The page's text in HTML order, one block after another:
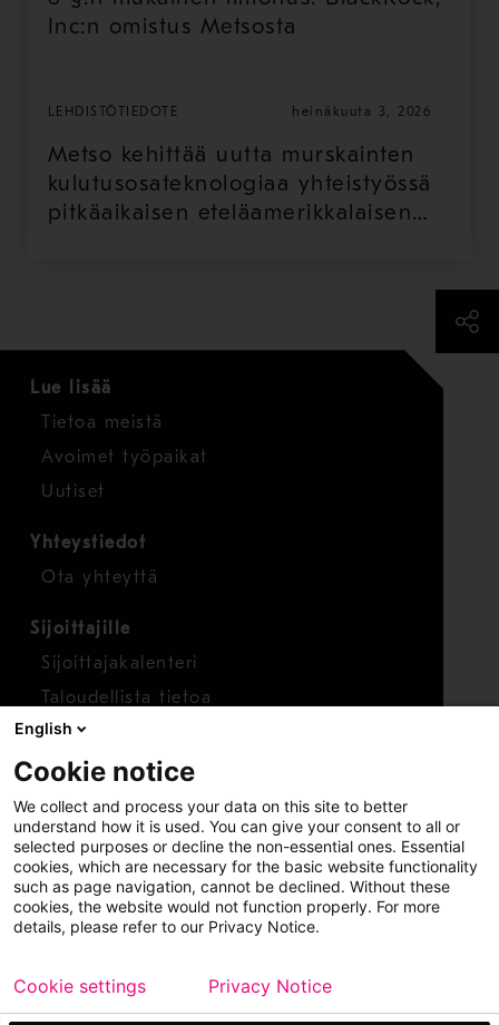
Inc:n omistus Metsosta
LEHDISTÖTIEDOTE heinäkuuta 3, 2026
Metso kehittää uutta murskainten
kulutusosateknologiaa yhteistyössä
pitkäaikaisen eteläamerikkalaisen
Lue lisää
Tietoa meistä
Avoimet työpaikat
Uutiset
Yhteystiedot
Ota yhteyttä
Sijoittajille
Sijoittajakalenteri
Taloudellista tietoa
Osakkeet
Raportoi huolenaihe
Whistleblower-työkalu
Copyright © 2026 Metso
Sivukartta
Käyttöehdot
Tietosuoja Tavaramerkit
English
Cookie notice
We collect and process your data on this site to better
understand how it is used. You can give your consent to all or
selected purposes or decline the non-essential ones. Essential
cookies, which are necessary for the basic website functionality
such as page navigation, cannot be declined. Without these
cookies, the website would not function properly. For more
details, please refer to our Privacy Notice.
Cookie settings Privacy Notice